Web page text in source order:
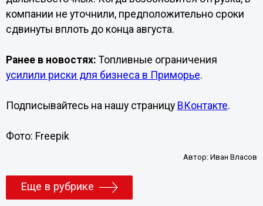
компании не уточнили, предположительно сроки
сдвинуты вплоть до конца августа.
Ранее в новостях: Топливные ограничения
усилили риски для бизнеса в Приморье.
Подписывайтесь на нашу страницу ВКонтакте.
Фото: Freepik
Автор:Иван Власов
Еще в рубрике